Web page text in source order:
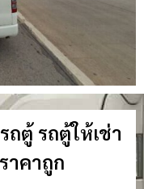
ถตู้ รถตู้ให้เช่า
าคาถูก